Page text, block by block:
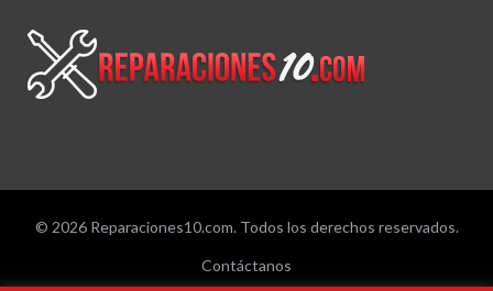
© 2026 Reparaciones10.com. Todos los derechos reservados.
Contáctanos